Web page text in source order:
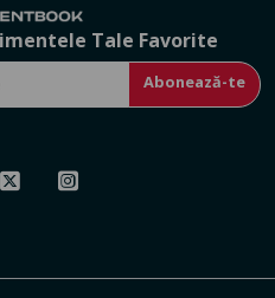
Tale Favorite
Abonează-te